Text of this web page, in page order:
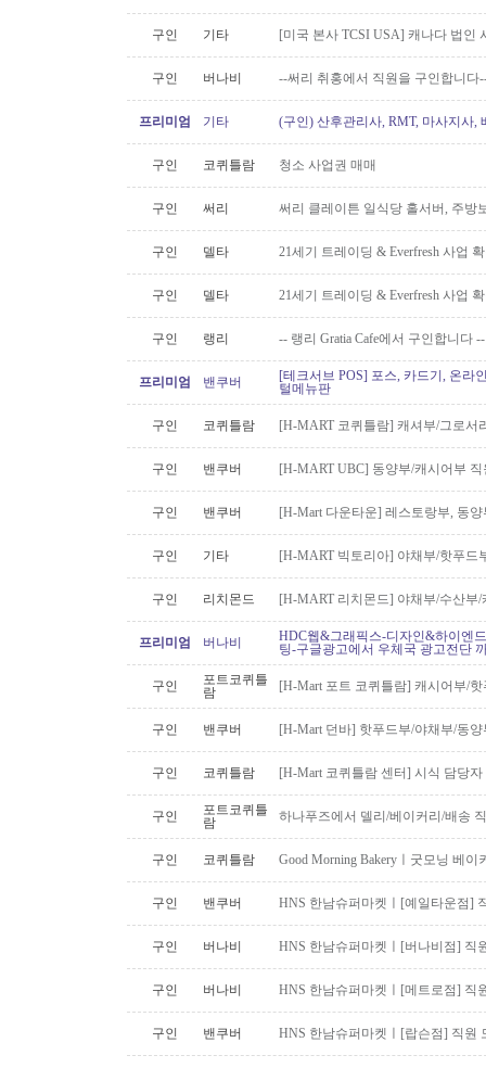
구인 기타 [미국 본사 TCSI USA] 캐나다 법인
구인 버나비 --써리 취홍에서 직원을 구인합니다
프리미엄 기타 (구인) 산후관리사, RMT, 마사지사,
구인 코퀴틀람 청소 사업권 매매
구인 써리 써리 클레이튼 일식당 홀서버, 주방
구인 델타 21세기 트레이딩 & Everfresh 사업
구인 델타 21세기 트레이딩 & Everfresh 사업
구인 랭리 -- 랭리 Gratia Cafe에서 구인합니다 --
프리미엄 밴쿠버
[테크서브 POS] 포스, 카드기, 온라
털메뉴판
구인 코퀴틀람 [H-MART 코퀴틀람] 캐셔부/그로서
구인 밴쿠버 [H-MART UBC] 동양부/캐시어부
구인 밴쿠버 [H-Mart 다운타운] 레스토랑부, 동
구인 기타 [H-MART 빅토리아] 야채부/핫푸드
구인 리치몬드 [H-MART 리치몬드] 야채부/수산부
프리미엄 버나비
HDC웹&그래픽스-디자인&하이엔
팅-구글광고에서 우체국 광고전단
구인
포트코퀴틀
람
[H-Mart 포트 코퀴틀람] 캐시어부/
구인 밴쿠버 [H-Mart 던바] 핫푸드부/야채부/동
구인 코퀴틀람 [H-Mart 코퀴틀람 센터] 시식 담당
구인
포트코퀴틀
람
하나푸즈에서 델리/베이커리/배송
구인 코퀴틀람 Good Morning Bakeryㅣ굿모닝 베
구인 밴쿠버 HNS 한남슈퍼마켓ㅣ[예일타운점]
구인 버나비 HNS 한남슈퍼마켓ㅣ[버나비점] 직
구인 버나비 HNS 한남슈퍼마켓ㅣ[메트로점] 직
구인 밴쿠버 HNS 한남슈퍼마켓ㅣ[랍슨점] 직원